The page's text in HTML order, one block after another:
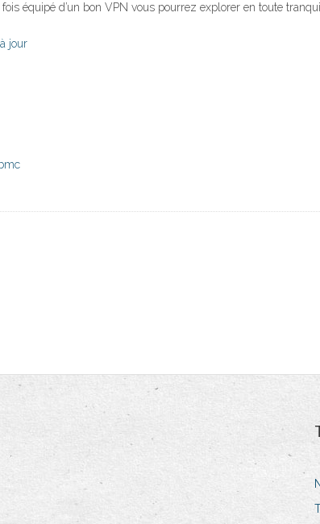
équipé d’un bon VPN vous pourrez explorer en toute
jour